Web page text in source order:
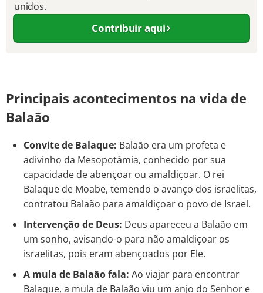
unidos.
Contribuir aqui
Principais acontecimentos na vida de
Balaão
Convite de Balaque: Balaão era um profeta e
adivinho da Mesopotâmia, conhecido por sua
capacidade de abençoar ou amaldiçoar. O rei
Balaque de Moabe, temendo o avanço dos israelitas,
contratou Balaão para amaldiçoar o povo de Israel.
Intervenção de Deus: Deus apareceu a Balaão em
um sonho, avisando-o para não amaldiçoar os
israelitas, pois eram abençoados por Ele.
A mula de Balaão fala: Ao viajar para encontrar
Balaque, a mula de Balaão viu um anjo do Senhor e